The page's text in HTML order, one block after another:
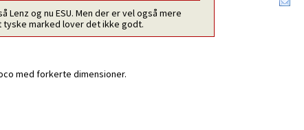
og nu ESU. Men der er vel også mere
marked lover det ikke godt.
med forkerte dimensioner.